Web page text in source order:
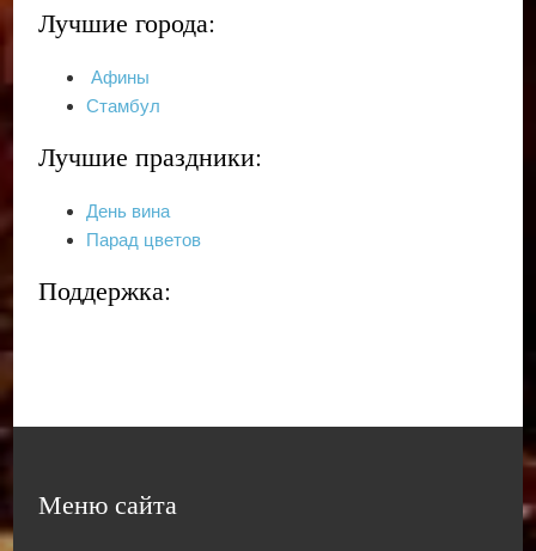
Лучшие города:
Афины
Стамбул
Лучшие праздники:
День вина
Парад цветов
Поддержка:
Меню сайта